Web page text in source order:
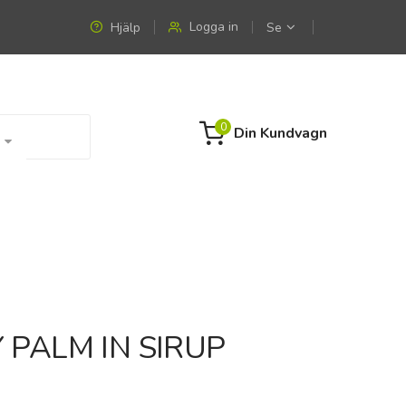
Hjälp Logga in Se
0 Din Kundvagn
PALM IN SIRUP